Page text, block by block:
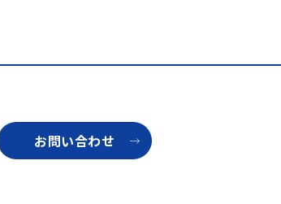
お問い合わせ